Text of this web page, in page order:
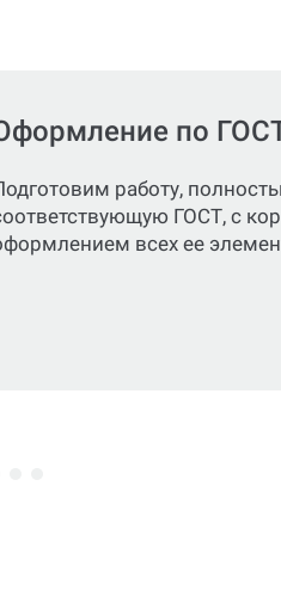
по
работу,
ГОСТ, с
всех ее